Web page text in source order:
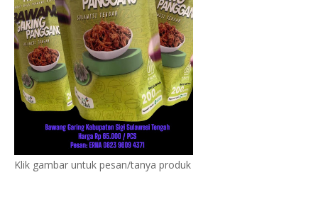
Klik gambar untuk pesan/tanya produk